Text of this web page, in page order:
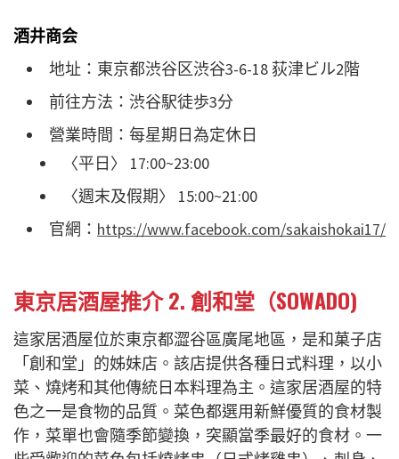
酒井商会
地址：東京都渋谷区渋谷3-6-18 荻津ビル2階
前往方法：渋谷駅徒歩3分
營業時間：每星期日為定休日
〈平日〉 17:00~23:00
〈週末及假期〉 15:00~21:00
官網： https://www.facebook.com/sakaishokai17/
東京居酒屋推介 2. 創和堂（SOWADO)
這家居酒屋位於東京都澀谷區廣尾地區，是和菓子店
「創和堂」的姊妹店。該店提供各種日式料理，以小
菜、燒烤和其他傳統日本料理為主。這家居酒屋的特
色之一是食物的品質。菜色都選用新鮮優質的食材製
作，菜單也會隨季節變換，突顯當季最好的食材。一